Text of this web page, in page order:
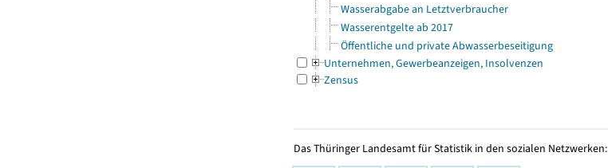
Wasserabgabe an Letztverbraucher
Wasserentgelte ab 2017
Öffentliche und private Abwasserbeseitigung
Unternehmen, Gewerbeanzeigen, Insolvenzen
Zensus
Das Thüringer Landesamt für Statistik in den sozialen Netzwerken: